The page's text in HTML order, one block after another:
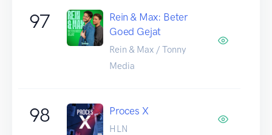
97
Rein & Max: Beter
Goed Gejat
Rein & Max / Tonny
Media
98 Proces X
HLN